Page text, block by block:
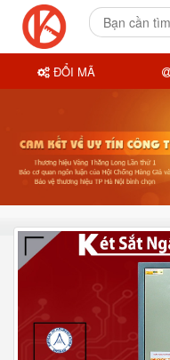
ĐỔI MÃ